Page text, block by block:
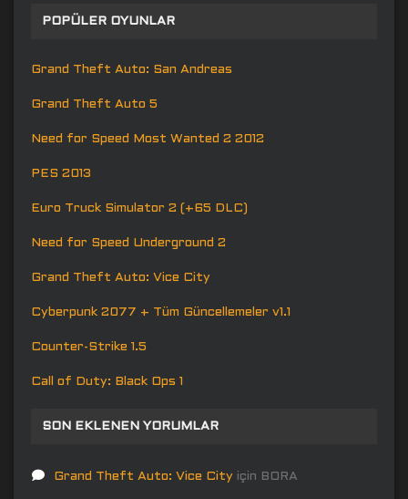
POPÜLER OYUNLAR
Grand Theft Auto: San Andreas
Grand Theft Auto 5
Need for Speed Most Wanted 2 2012
PES 2013
Euro Truck Simulator 2 (+65 DLC)
Need for Speed Underground 2
Grand Theft Auto: Vice City
Cyberpunk 2077 + Tüm Güncellemeler v1.1
Counter-Strike 1.5
Call of Duty: Black Ops 1
SON EKLENEN YORUMLAR
Grand Theft Auto: Vice City için BORA